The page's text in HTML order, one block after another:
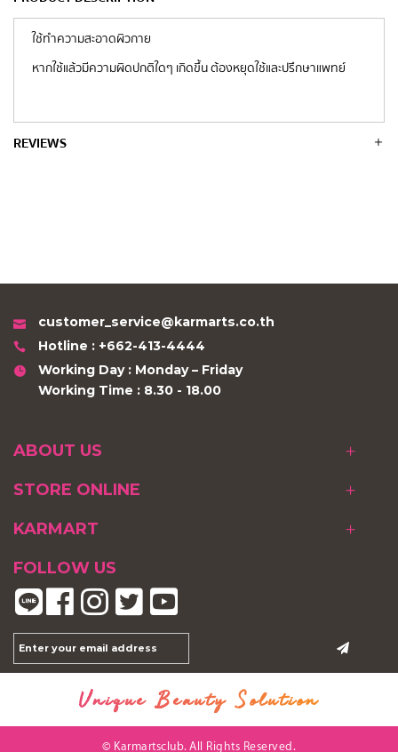
ใช้ทำความสะอาดผิวกาย
หากใช้แล้วมีความผิดปกติใดๆ เกิดขึ้น ต้องหยุดใช้และปรึกษาแพทย์
REVIEWS
customer_service@karmarts.co.th
Hotline : +662-413-4444
Working Day : Monday – Friday
Working Time : 8.30 - 18.00
ABOUT US
STORE ONLINE
KARMART
FOLLOW US
Unique Beauty Solution
© Karmartsclub. All Rights Reserved.